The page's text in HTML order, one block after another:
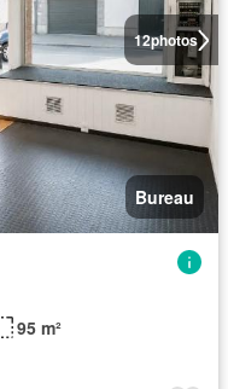
12photos
Bureau
95 m²